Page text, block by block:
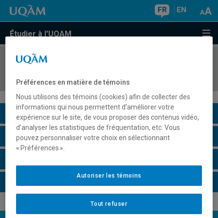
FR EN
Étudier à l'UQAM
COURS//
Description du cours
Horaire - Été 2026
Préférences en matière de témoins
Nous utilisons des témoins (cookies) afin de collecter des
informations qui nous permettent d’améliorer votre
expérience sur le site, de vous proposer des contenus vidéo,
d’analyser les statistiques de fréquentation, etc. Vous
pouvez personnaliser votre choix en sélectionnant
« Préférences ».
Tout refuser
Autoriser les témoins